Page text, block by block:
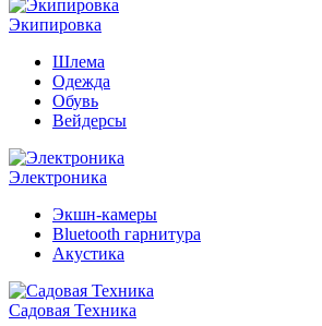
Экипировка
Шлема
Одежда
Обувь
Вейдерсы
Электроника
Экшн-камеры
Bluetooth гарнитура
Акустика
Садовая Техника